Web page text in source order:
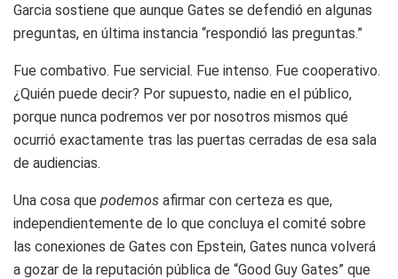
Garcia sostiene que aunque Gates se defendió en algunas
preguntas, en última instancia “respondió las preguntas.”
Fue combativo. Fue servicial. Fue intenso. Fue cooperativo.
¿Quién puede decir? Por supuesto, nadie en el público,
porque nunca podremos ver por nosotros mismos qué
ocurrió exactamente tras las puertas cerradas de esa sala
de audiencias.
Una cosa que podemos afirmar con certeza es que,
independientemente de lo que concluya el comité sobre
las conexiones de Gates con Epstein, Gates nunca volverá
a gozar de la reputación pública de “Good Guy Gates” que